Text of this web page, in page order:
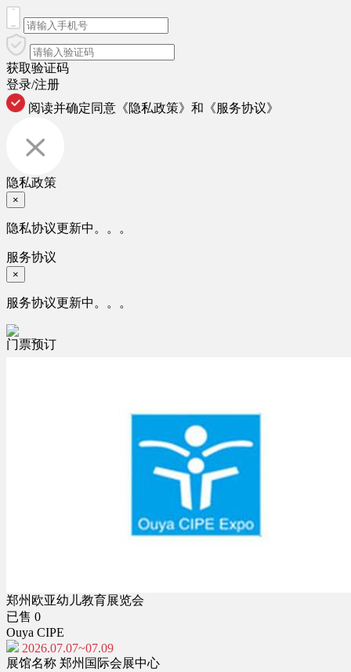
获取验证码
登录/注册
阅读并确定同意 《隐私政策》 和 《服务协议》
隐私政策
×
隐私协议更新中。。。
服务协议
×
服务协议更新中。。。
门票预订
郑州欧亚幼儿教育展览会
已售 0
Ouya CIPE
2026.07.07~07.09
展馆名称 郑州国际会展中心